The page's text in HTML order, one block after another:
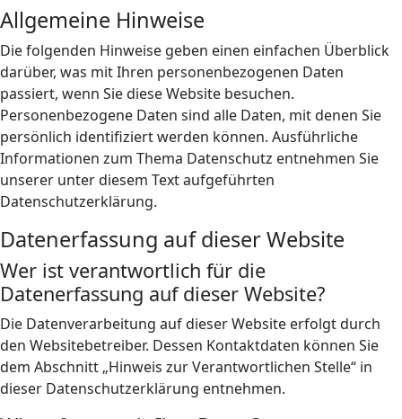
Allgemeine Hinweise
Die folgenden Hinweise geben einen einfachen Überblick
darüber, was mit Ihren personenbezogenen Daten
passiert, wenn Sie diese Website besuchen.
Personenbezogene Daten sind alle Daten, mit denen Sie
persönlich identifiziert werden können. Ausführliche
Informationen zum Thema Datenschutz entnehmen Sie
unserer unter diesem Text aufgeführten
Datenschutzerklärung.
Datenerfassung auf dieser Website
Wer ist verantwortlich für die
Datenerfassung auf dieser Website?
Die Datenverarbeitung auf dieser Website erfolgt durch
den Websitebetreiber. Dessen Kontaktdaten können Sie
dem Abschnitt „Hinweis zur Verantwortlichen Stelle“ in
dieser Datenschutzerklärung entnehmen.